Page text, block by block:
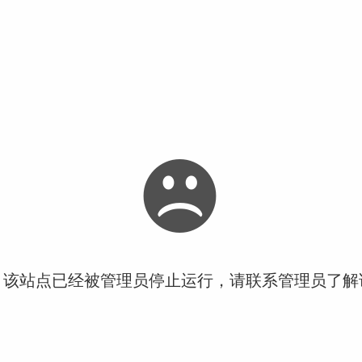
站点已经被管理员停止运行，请联系管理员了